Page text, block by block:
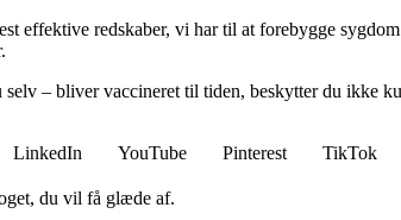
effektive redskaber, vi har til at forebygge
– bliver vaccineret til tiden, beskytter du ikke
LinkedIn YouTube Pinterest TikTok
du vil få glæde af.